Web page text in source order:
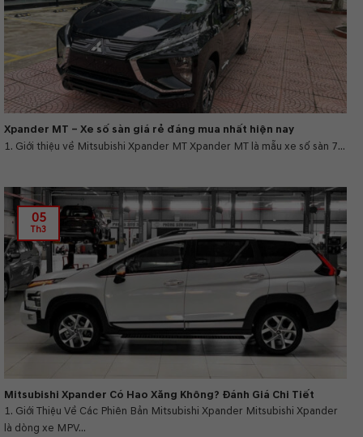
Xpander MT – Xe số sàn giá rẻ đáng mua nhất hiện nay
1. Giới thiệu về Mitsubishi Xpander MT Xpander MT là mẫu xe số sàn 7...
Mitsubishi Xpander Có Hao Xăng Không? Đánh Giá Chi Tiết
1. Giới Thiệu Về Các Phiên Bản Mitsubishi Xpander Mitsubishi Xpander
là dòng xe MPV...
05
Th3